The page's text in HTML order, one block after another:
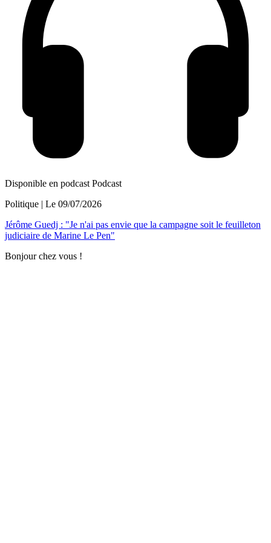
Disponible en podcast Podcast
Politique | Le 09/07/2026
Jérôme Guedj : "Je n'ai pas envie que la campagne soit le feuilleton
judiciaire de Marine Le Pen"
Bonjour chez vous !